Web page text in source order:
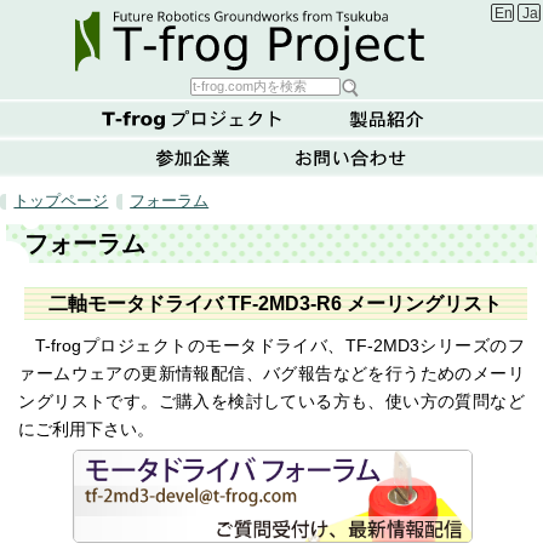
トップページ フォーラム
フォーラム
二軸モータドライバ TF-2MD3-R6 メーリングリスト
T-frogプロジェクトのモータドライバ、TF-2MD3シリーズのフ
ァームウェアの更新情報配信、バグ報告などを行うためのメーリ
ングリストです。ご購入を検討している方も、使い方の質問など
にご利用下さい。